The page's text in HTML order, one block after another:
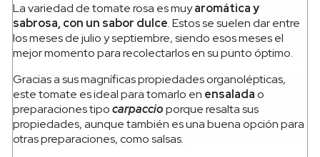
La variedad de tomate rosa es muyaromática y
sabrosa, con un sabor dulce. Estos se suelen dar entre
los meses de julio y septiembre, siendo esos meses el
mejor momento para recolectarlos en su punto óptimo.
Gracias a sus magníficas propiedades organolépticas,
este tomate es ideal para tomarlo en ensaladao
preparaciones tipocarpaccioporque resalta sus
propiedades, aunque también es una buena opción para
otras preparaciones, como salsas.